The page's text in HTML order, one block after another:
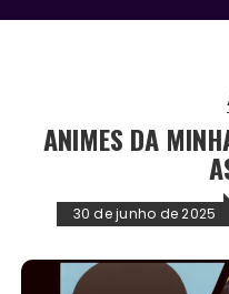
ANIMES DA
30 de junho de 2025